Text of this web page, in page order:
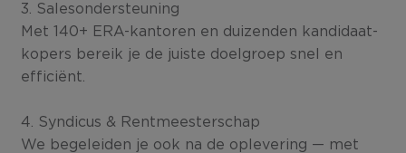
3. Salesondersteuning
Met 140+ ERA-kantoren en duizenden kandidaat-
kopers bereik je de juiste doelgroep snel en
efficiënt.
4. Syndicus & Rentmeesterschap
We begeleiden je ook na de oplevering — met